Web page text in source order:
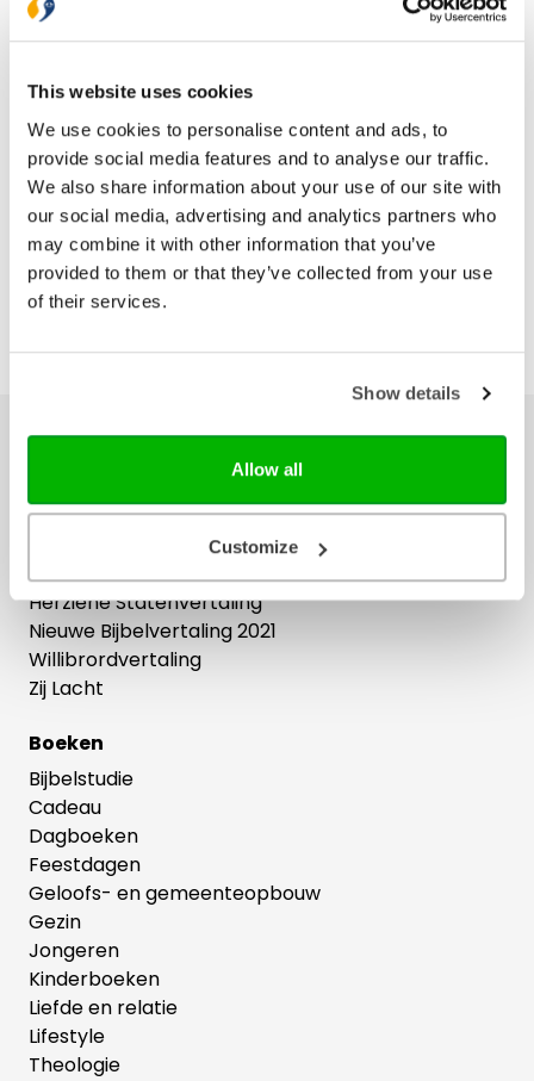
This website uses cookies
We use cookies to personalise content and ads, to
provide social media features and to analyse our traffic.
We also share information about your use of our site with
our social media, advertising and analytics partners who
may combine it with other information that you’ve
provided to them or that they’ve collected from your use
of their services.
Show details
Allow all
Customize
Bezorging binnen 1–2 werkdagen
Gratis verzending vanaf € 20,-
Gratis retourneren
Ons hele assortiment
Bijbels
Het Boek
Herziene Statenvertaling
Nieuwe Bijbelvertaling 2021
Willibrordvertaling
Zij Lacht
Boeken
Bijbelstudie
Cadeau
Dagboeken
Feestdagen
Geloofs- en gemeenteopbouw
Gezin
Jongeren
Kinderboeken
Liefde en relatie
Lifestyle
Theologie